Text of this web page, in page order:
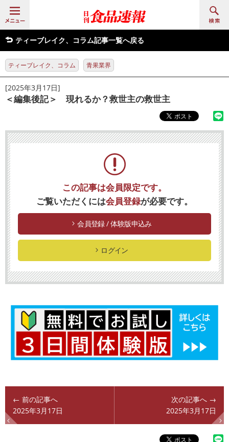
ティーブレイク、コラム記事一覧へ戻る
ティーブレイク、コラム 青果業界
[2025年3月17日]
＜編集後記＞ 現れるか？救世主の救世主
この記事は会員限定です。
ご覧いただくには会員登録が必要です。
会員登録 / 体験版申込み
ログイン
← 前の記事へ
2025年3月17日
次の記事へ →
2025年3月17日